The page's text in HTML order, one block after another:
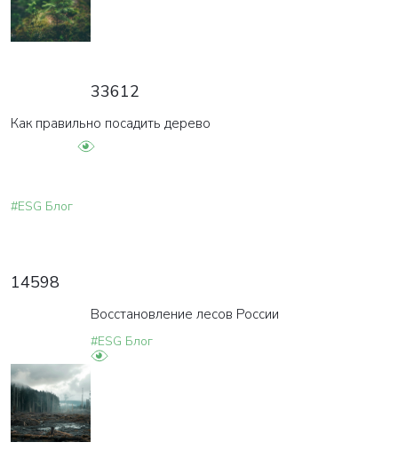
33612
Как правильно посадить дерево
#ESG Блог
14598
Восстановление лесов России
#ESG Блог